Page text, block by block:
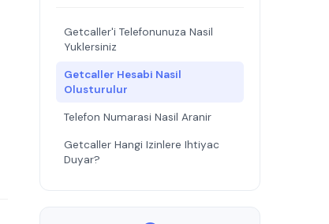
Getcaller'i Telefonunuza Nasil
Yuklersiniz
Getcaller Hesabi Nasil
Olusturulur
Telefon Numarasi Nasil Aranir
Getcaller Hangi Izinlere Ihtiyac
Duyar?